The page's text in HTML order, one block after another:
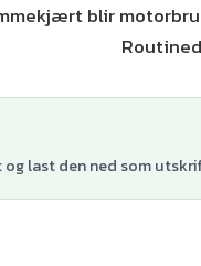
blir
last den ned som